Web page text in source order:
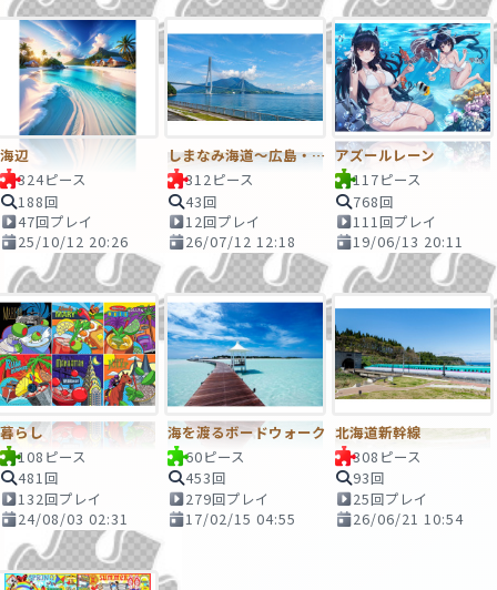
海辺
324ピース
188回
47回プレイ
25/10/12 20:26
しまなみ海道～広島・愛媛～
312ピース
43回
12回プレイ
26/07/12 12:18
アズールレーン
117ピース
768回
111回プレイ
19/06/13 20:11
暮らし
108ピース
481回
132回プレイ
24/08/03 02:31
海を渡るボードウォーク
60ピース
453回
279回プレイ
17/02/15 04:55
北海道新幹線
308ピース
93回
25回プレイ
26/06/21 10:54